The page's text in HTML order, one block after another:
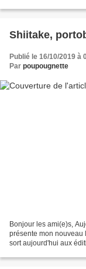
Shiitake,
Publié le 16/10/2019 à
Par poupougnette
Bonjour les ami(e)s,
présente mon nouveau
sort aujourd'hui aux